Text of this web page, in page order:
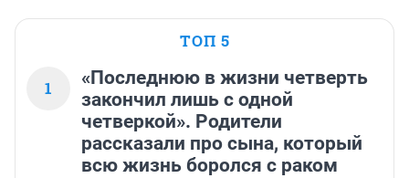
ТОП 5
1
«Последнюю в жизни четверть
закончил лишь с одной
четверкой». Родители
рассказали про сына, который
всю жизнь боролся с раком